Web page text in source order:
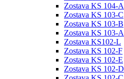
Zostava KS 104-A
Zostava KS 103-C
Zostava KS 103-B
Zostava KS 103-A
Zostava KS102-L
Zostava KS 102-F
Zostava KS 102-E
Zostava KS 102-D